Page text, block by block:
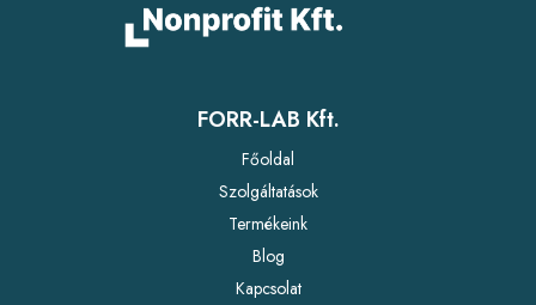
FORR-LAB Kft.
Főoldal
Szolgáltatások
Termékeink
Blog
Kapcsolat